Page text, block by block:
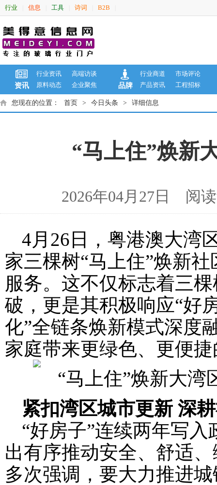
行业 信息 工具 诗词 B2B
资讯
行业资讯
高端访谈
原料动态
企业聚焦 品牌
行业商道
市场评论
产品资讯
工程招标
您现在的位置： 首页 > 今日头条 > 详细信息
“马上住”焕新
2026年04月27日
4月26日，粤港澳大
家三棵树“马上住”焕新
服务。这不仅标志着三
破，更是其积极响应“好
化”全链条焕新模式深度
家庭带来更绿色、更便
紧扣湾区城市更新 深
“好房子”连续两年写
出有序推动安全、舒适
多次强调，要大力推进